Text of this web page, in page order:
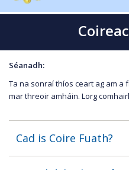
Séanadh:
Ta na sonraí thíos ceart ag am
mar threoir amháin. Lorg
Cad is Coire Fuath?